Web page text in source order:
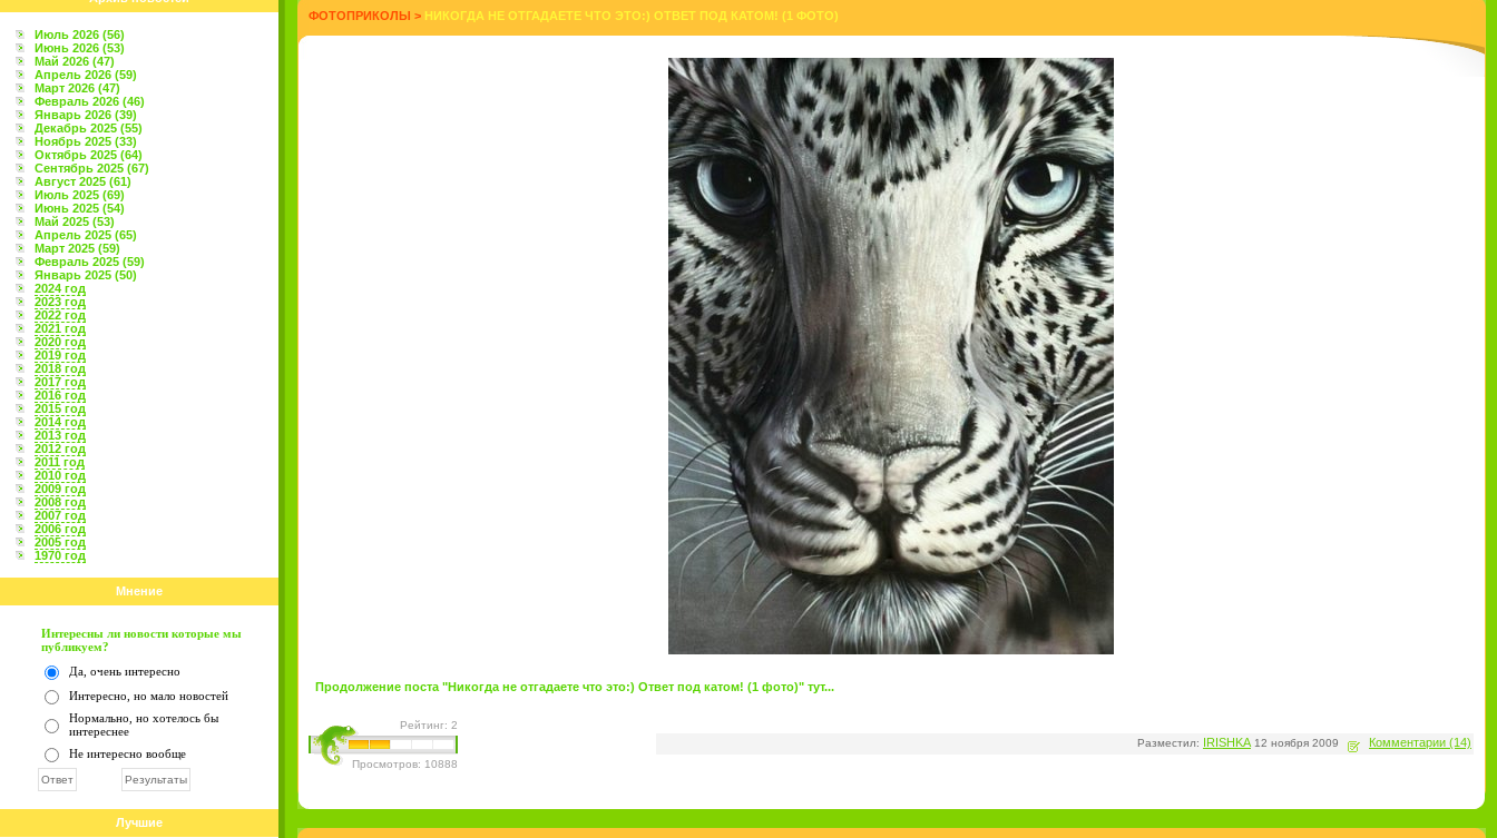
Июль 2026 (56)
Июнь 2026 (53)
Май 2026 (47)
Апрель 2026 (59)
Март 2026 (47)
Февраль 2026 (46)
Январь 2026 (39)
Декабрь 2025 (55)
Ноябрь 2025 (33)
Октябрь 2025 (64)
Сентябрь 2025 (67)
Август 2025 (61)
Июль 2025 (69)
Июнь 2025 (54)
Май 2025 (53)
Апрель 2025 (65)
Март 2025 (59)
Февраль 2025 (59)
Январь 2025 (50)
2024 год
2023 год
2022 год
2021 год
2020 год
2019 год
2018 год
2017 год
2016 год
2015 год
2014 год
2013 год
2012 год
2011 год
2010 год
2009 год
2008 год
2007 год
2006 год
2005 год
1970 год
Мнение
Интересны ли новости которые мы
публикуем?
Да, очень интересно
Интересно, но мало новостей
Нормально, но хотелось бы
интереснее
Не интересно вообще
Лучшие
ФОТОПРИКОЛЫ > НИКОГДА НЕ ОТГАДАЕТЕ ЧТО ЭТО:) ОТВЕТ ПОД КАТОМ! (1 ФОТО)
Продолжение поста "Никогда не отгадаете что это:) Ответ под катом! (1 фото)" тут...
Рейтинг: 2
Просмотров: 10888
Разместил: IRISHKA 12 ноября 2009 Комментарии (14)